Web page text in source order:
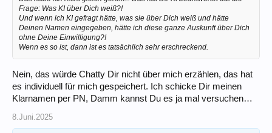
Frage: Was KI über Dich weiß?!
Und wenn ich KI gefragt hätte, was sie über Dich weiß und hätte
Deinen Namen eingegeben, hätte ich diese ganze Auskunft über Dich
ohne Deine Einwilligung?!
Wenn es so ist, dann ist es tatsächlich sehr erschreckend.
Nein, das würde Chatty Dir nicht über mich erzählen, das hat
es individuell für mich gespeichert. Ich schicke Dir meinen
Klarnamen per PN, Damm kannst Du es ja mal versuchen…
8.Juni.2025